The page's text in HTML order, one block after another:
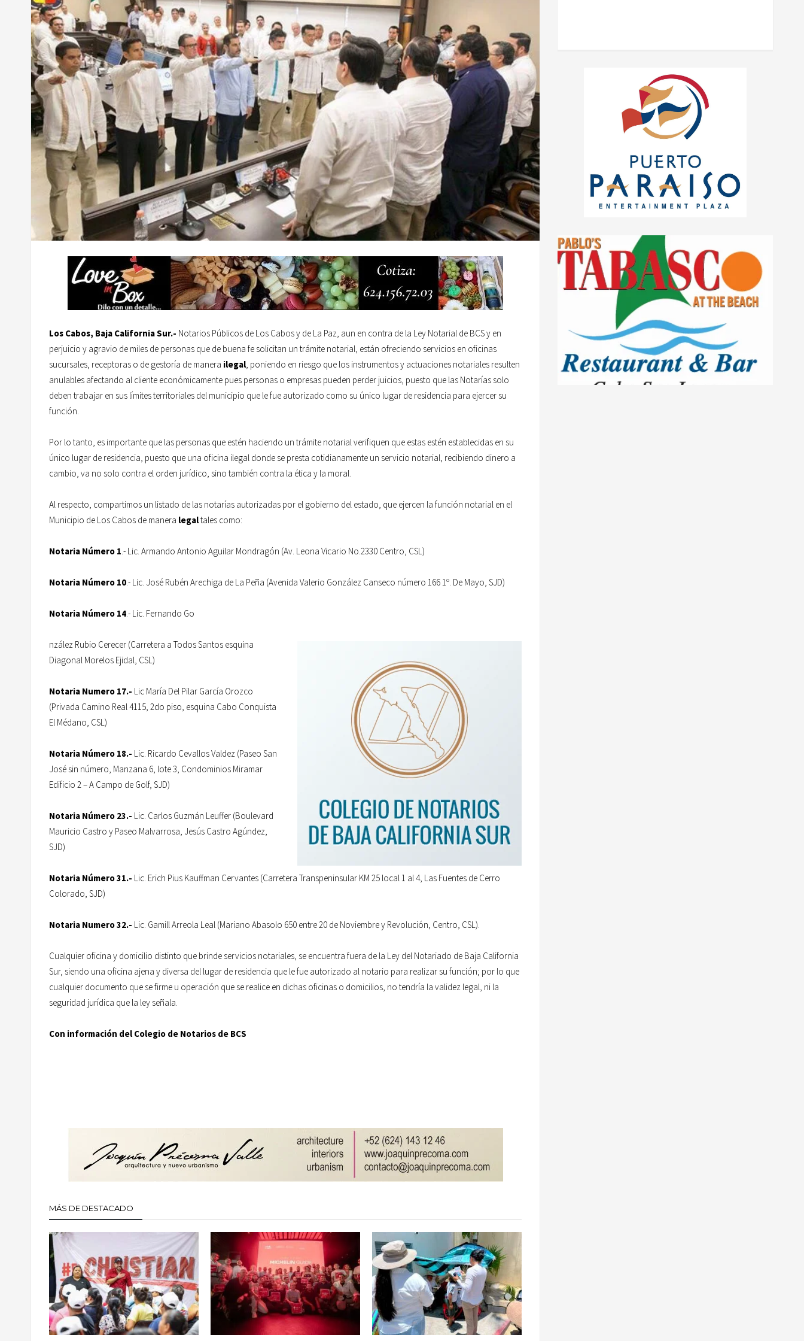
Los Cabos, Baja California Sur.- Notarios Públicos de Los Cabos y de La Paz, aun en contra de la Ley Notarial de BCS y en
perjuicio y agravio de miles de personas que de buena fe solicitan un trámite notarial, están ofreciendo servicios en oficinas
sucursales, receptoras o de gestoría de manera ilegal , poniendo en riesgo que los instrumentos y actuaciones notariales resulten
anulables afectando al cliente económicamente pues personas o empresas pueden perder juicios, puesto que las Notarías solo
deben trabajar en sus límites territoriales del municipio que le fue autorizado como su único lugar de residencia para ejercer su
función.
Por lo tanto, es importante que las personas que estén haciendo un trámite notarial verifiquen que estas estén establecidas en su
único lugar de residencia, puesto que una oficina ilegal donde se presta cotidianamente un servicio notarial, recibiendo dinero a
cambio, va no solo contra el orden jurídico, sino también contra la ética y la moral.
Al respecto, compartimos un listado de las notarías autorizadas por el gobierno del estado, que ejercen la función notarial en el
Municipio de Los Cabos de manera legaltales como:
Notaria Número 1 .- Lic. Armando Antonio Aguilar Mondragón (Av. Leona Vicario No.2330 Centro, CSL)
Notaria Número 10.- Lic. José Rubén Arechiga de La Peña (Avenida Valerio González Canseco número 166 1º. De Mayo, SJD)
Notaria Número 14.- Lic. Fernando Go
nzález Rubio Cerecer (Carretera a Todos Santos esquina
Diagonal Morelos Ejidal, CSL)
Notaria Numero 17.- Lic María Del Pilar García Orozco
(Privada Camino Real 4115, 2do piso, esquina Cabo Conquista
El Médano, CSL)
Notaria Número 18.- Lic. Ricardo Cevallos Valdez (Paseo San
José sin número, Manzana 6, lote 3, Condominios Miramar
Edificio 2 – A Campo de Golf, SJD)
Notaria Número 23.- Lic. Carlos Guzmán Leuffer (Boulevard
Mauricio Castro y Paseo Malvarrosa, Jesús Castro Agúndez,
SJD)
Notaria Número 31.- Lic. Erich Pius Kauffman Cervantes (Carretera Transpeninsular KM 25 local 1 al 4, Las Fuentes de Cerro
Colorado, SJD)
Notaria Numero 32.- Lic. Gamill Arreola Leal (Mariano Abasolo 650 entre 20 de Noviembre y Revolución, Centro, CSL).
Cualquier oficina y domicilio distinto que brinde servicios notariales, se encuentra fuera de la Ley del Notariado de Baja California
Sur, siendo una oficina ajena y diversa del lugar de residencia que le fue autorizado al notario para realizar su función; por lo que
cualquier documento que se firme u operación que se realice en dichas oficinas o domicilios, no tendría la validez legal, ni la
seguridad jurídica que la ley señala.
Con información del Colegio de Notarios de BCS
MÁS DE DESTACADO